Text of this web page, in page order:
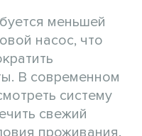
меньшей
насос, что
В современном
систему
свежий
проживания.